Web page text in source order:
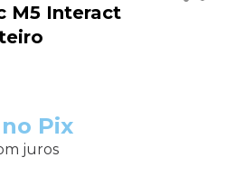
M5 Interact
no Pix
juros